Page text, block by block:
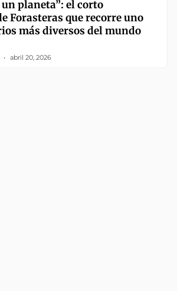
un planeta”: el corto
Forasteras que recorre uno
más diversos del mundo
abril 20, 2026